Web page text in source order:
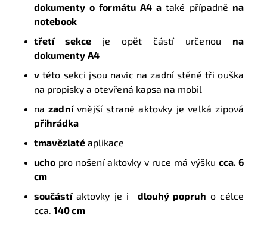
dokumenty o formátu A4 a také případně na
notebook
třetí sekce je opět částí určenou na
dokumenty A4
vtéto sekci jsou navíc na zadní stěně tři ouška
na propisky a otevřená kapsa na mobil
nazadnívnější straně aktovky je velká zipová
přihrádka
tmavězlaté aplikace
ucho pro nošení aktovky v ruce má výšku cca. 6
cm
součástí aktovky je idlouhý popruh o célce
cca.140 cm